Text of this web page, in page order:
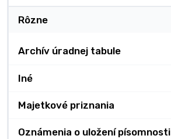
Rôzne
Archív úradnej tabule
Iné
Majetkové priznania
Oznámenia o uložení písomnosti